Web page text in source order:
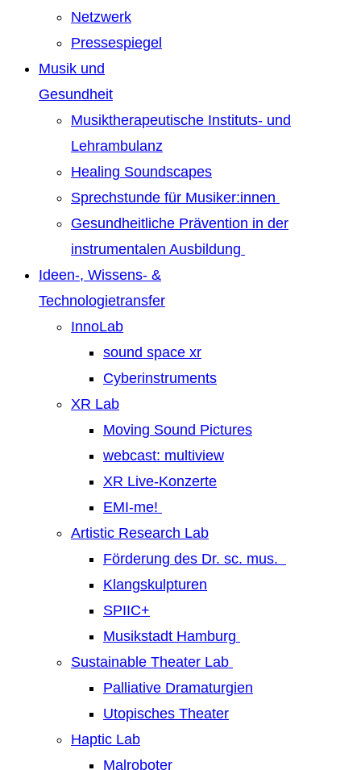
Netzwerk
Pressespiegel
Musik und
Gesundheit
Musiktherapeutische Instituts- und
Lehrambulanz
Healing Soundscapes
Sprechstunde für Musiker:innen
Gesundheitliche Prävention in der
instrumentalen Ausbildung
Ideen-, Wissens- &
Technologietransfer
InnoLab
sound space xr
Cyberinstruments
XR Lab
Moving Sound Pictures
webcast: multiview
XR Live-Konzerte
EMI-me!
Artistic Research Lab
Förderung des Dr. sc. mus.
Klangskulpturen
SPIIC+
Musikstadt Hamburg
Sustainable Theater Lab
Palliative Dramaturgien
Utopisches Theater
Haptic Lab
Malroboter